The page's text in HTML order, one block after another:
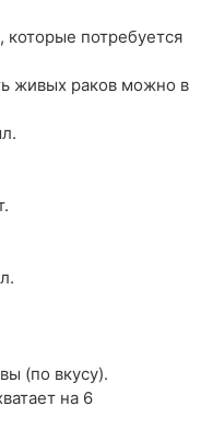
которые потребуется
живых раков можно в
(по вкусу).
на 6